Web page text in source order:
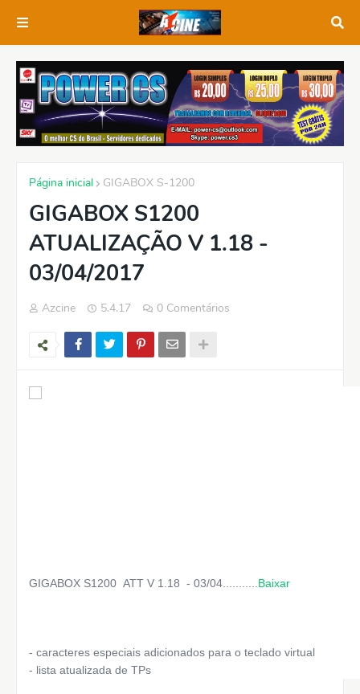
Página inicial GIGABOX S-1200
GIGABOX S1200
ATUALIZAÇÃO V 1.18 -
03/04/2017
Azcine 5.4.17 0 Comentários
GIGABOX S1200 ATT V 1.18 - 03/04........... Baixar
- caracteres especiais adicionados para o teclado virtual
- lista atualizada de TPs